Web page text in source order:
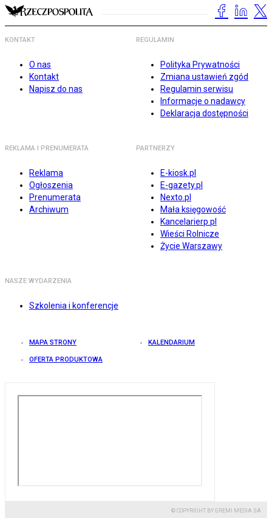
KONTAKT
O nas
Kontakt
Napisz do nas
REGULAMIN
Polityka Prywatności
Zmiana ustawień zgód
Regulamin serwisu
Informacje o nadawcy
Deklaracja dostępności
REKLAMA I PRENUMERATA
Reklama
Ogłoszenia
Prenumerata
Archiwum
PARTNERZY
E-kiosk.pl
E-gazety.pl
Nexto.pl
Mała księgowość
Kancelarierp.pl
Wieści Rolnicze
Życie Warszawy
NASZE WYDARZENIA
Szkolenia i konferencje
MAPA STRONY KALENDARIUM
OFERTA PRODUKTOWA
© COPYRIGHT BY GREMI MEDIA SA